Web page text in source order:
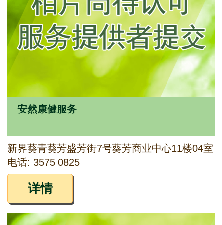
安然康健服务
新界葵青葵芳盛芳街7号葵芳商业中心11楼04室
电话: 3575 0825
详情